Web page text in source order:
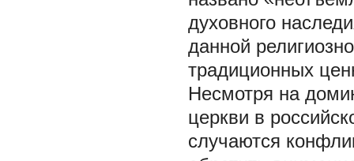
духовного
данной
традиционных
Несмотря на
церкви в
случаются